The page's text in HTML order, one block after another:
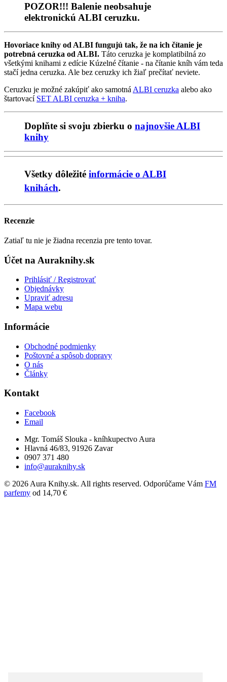
POZOR!!! Balenie neobsahuje
elektronickú ALBI ceruzku.
Hovoriace knihy od ALBI fungujú tak, že na ich čítanie je
potrebná ceruzka od ALBI. Táto ceruzka je komplatibilná zo
všetkými knihami z edície Kúzelné čítanie - na čítanie kníh vám teda
stačí jedna ceruzka. Ale bez ceruzky ich žiaľ prečítať neviete.
Ceruzku je možné zakúpiť ako samotná ALBI ceruzka alebo ako
štartovací SET ALBI ceruzka + kniha.
Doplňte si svoju zbierku o najnovšie ALBI
knihy
Všetky dôležité informácie o ALBI
knihách.
Recenzie
Zatiaľ tu nie je žiadna recenzia pre tento tovar.
Účet na Auraknihy.sk
Prihlásiť / Registrovať
Objednávky
Upraviť adresu
Mapa webu
Informácie
Obchodné podmienky
Poštovné a spôsob dopravy
O nás
Články
Kontakt
Facebook
Email
Mgr. Tomáš Slouka - kníhkupectvo Aura
Hlavná 46/83, 91926 Zavar
0907 371 480
info@auraknihy.sk
© 2026 Aura Knihy.sk. All rights reserved. Odporúčame Vám FM
parfemy od 14,70 €